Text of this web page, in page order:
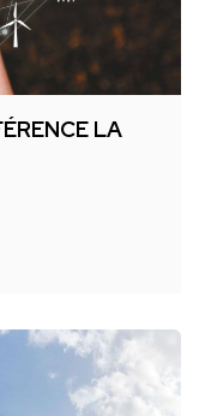
LA